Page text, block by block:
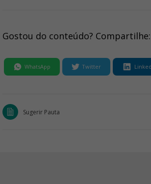
Gostou do conteúdo? Compartilhe:
WhatsApp Twitter
Sugerir Pauta